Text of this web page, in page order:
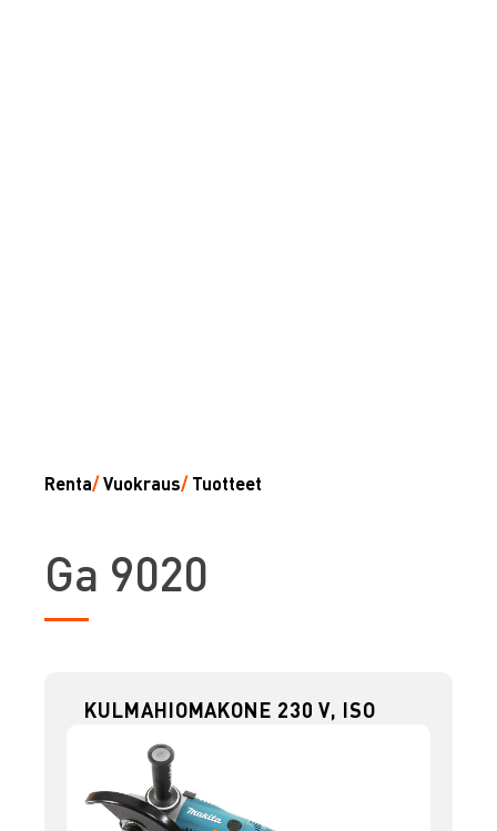
Renta/Vuokraus/ Tuotteet
Ga 9020
KULMAHIOMAKONE 230 V, ISO